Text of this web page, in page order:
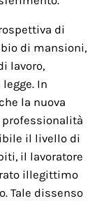
di
di mansioni,
lavoro,
In
la nuova
il livello di
il lavoratore
illegittimo
Tale dissenso